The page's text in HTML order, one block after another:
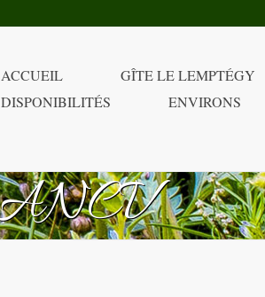
ACCUEIL GÎTE LE LEMPTÉGY
DISPONIBILITÉS
ENVIRONS
ANCV